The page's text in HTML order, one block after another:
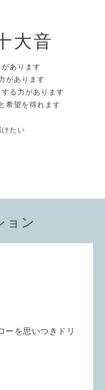
大音
あります
があります
る力があります
希望を得れます
たい
ョン
ーを思いつきドリ